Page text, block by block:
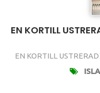
EN KORTILL
EN KORTILL